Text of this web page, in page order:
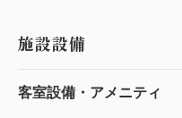
施設設備
客室設備・アメニティ